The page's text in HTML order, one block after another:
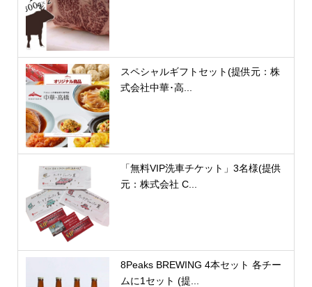
スペシャルギフトセット(提供元：株
式会社中華･高...
「無料VIP洗車チケット」3名様(提供
元：株式会社 C...
8Peaks BREWING 4本セット 各チー
ムに1セット (提...